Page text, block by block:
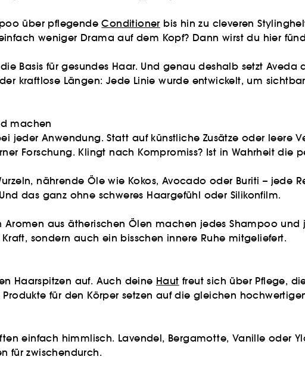
über pflegendeConditioner bis hin zu cleveren
weniger Drama auf dem Kopf? Dann wirst du hier
Basis für gesundes Haar. Und genau deshalb setzt Aveda
kraftlose Längen: Jede Linie wurde entwickelt, um
machen
jeder Anwendung. Statt auf künstliche Zusätze oder leere
Forschung. Klingt nach Kompromiss? Ist in Wahrheit die
nährende Öle wie Kokos, Avocado oder Buriti – jede
das ganz ohne schweres Haargefühl oder Silikonfilm.
aus ätherischen Ölen machen jedes Shampoo
sondern auch ein bisschen innere Ruhe mitgeliefert.
Haarspitzen auf. Auch deine Haut freut sich über Pflege,
Produkte für den Körper setzen auf die gleichen
einfach himmlisch. Lavendel, Bergamotte, Vanille oder
für zwischendurch.